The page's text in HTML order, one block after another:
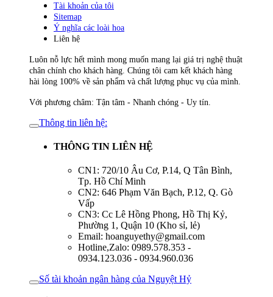
Tài khoản của tôi
Sitemap
Ý nghĩa các loài hoa
Liên hệ
Luôn nỗ lực hết mình mong muốn mang lại giá trị nghệ thuật
chân chính cho khách hàng. Chúng tôi cam kết khách hàng
hài lòng 100% về sản phẩm và chất lượng phục vụ của mình.
Với phương châm: Tận tâm - Nhanh chóng - Uy tín.
Thông tin liên hệ:
THÔNG TIN LIÊN HỆ
CN1: 720/10 Âu Cơ, P.14, Q Tân Bình,
Tp. Hồ Chí Minh
CN2: 646 Phạm Văn Bạch, P.12, Q. Gò
Vấp
CN3: Cc Lê Hồng Phong, Hồ Thị Kỷ,
Phường 1, Quận 10 (Kho sỉ, lẻ)
Email: hoanguyethy@gmail.com
Hotline,Zalo: 0989.578.353 -
0934.123.036 - 0934.960.036
Số tài khoản ngân hàng của Nguyệt Hỷ